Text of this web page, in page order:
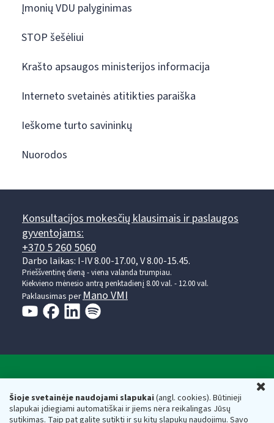
Šioje svetainėje naudojami slapukai(angl. cookies). Būtinieji
slapukai įdiegiami automatiškai ir jiems nėra reikalingas Jūsų
sutikimas. Taip pat galite sutikti ir su kitų slapukų naudojimu. Savo
Įmonių VDU palyginimas
STOP šešėliui
Krašto apsaugos ministerijos informacija
Interneto svetainės atitikties paraiška
Ieškome turto savininkų
Nuorodos
Konsultacijos mokesčių klausimais ir paslaugos
gyventojams:
+370 5 260 5060
Darbo laikas: I-IV 8.00-17.00, V 8.00-15.45.
Prieššventinę dieną - viena valanda trumpiau.
Kiekvieno mėnesio antrą penktadienį 8.00 val. - 12.00 val.
Paklausimas perMano VMI
Valstybinė mokesčių inspekcija prie Lietuvos
Respublikos finansų ministerijos
Biudžetinė įstaiga. Juridinio asmens kodas — 188659752,